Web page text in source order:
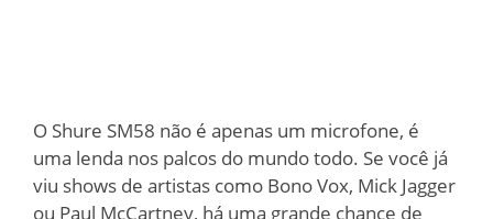
O Shure SM58 não é apenas um microfone, é
uma lenda nos palcos do mundo todo. Se você já
viu shows de artistas como Bono Vox, Mick Jagger
ou Paul McCartney, há uma grande chance de